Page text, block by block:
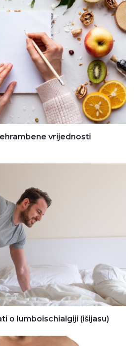
vrijednosti
o lumboischialgiji (išijasu)